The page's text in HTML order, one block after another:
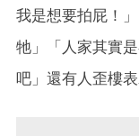
我是想要拍屁！
牠」「人家其實
吧」還有人歪樓